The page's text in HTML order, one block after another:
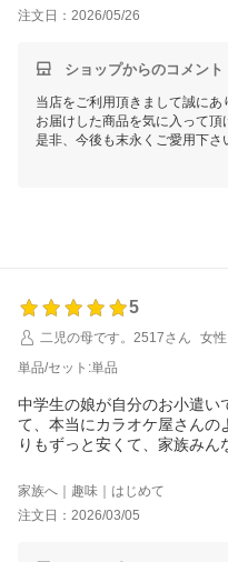
注文日：2026/05/26
ショップからのコメント
当店をご利用頂きまして誠にあ
お届けした商品を気に入って頂
是非、今後も末永くご愛用下さ
また機会がございましたら、
5
二児の母です。2517さん
女性
単品/セット:単品
中学生の娘が自分のお小遣い
て、本当にカラオケ屋さんの
りもずっと安くて、家族みん
家族へ｜趣味｜はじめて
注文日：2026/03/05